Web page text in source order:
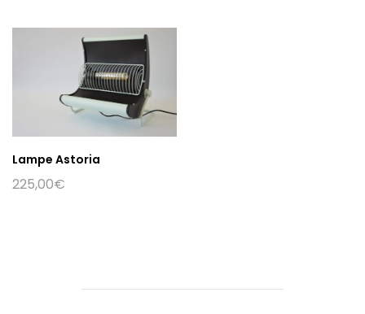
Lampe Astoria
225,00€